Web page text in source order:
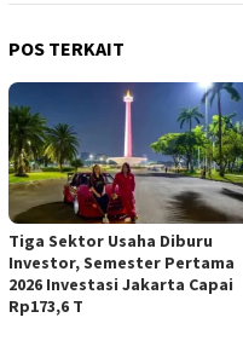
POS TERKAIT
Tiga Sektor Usaha Diburu
Investor, Semester Pertama
2026 Investasi Jakarta Capai
Rp173,6 T